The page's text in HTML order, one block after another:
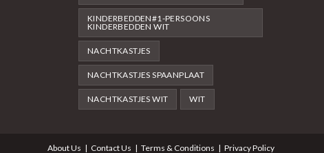
KINDERBEDDEN#1-PERSOONS
KINDERBEDDEN WIT
NACHTKASTJES
NACHTKASTJES SPAANPLAAT
NACHTKASTJES WIT WIT
About Us Contact Us Terms & Conditions Privacy Policy